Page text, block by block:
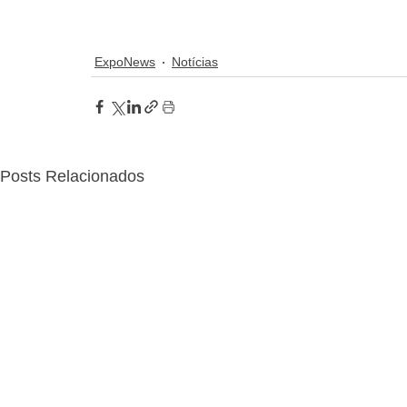
ExpoNews Notícias
Posts Relacionados